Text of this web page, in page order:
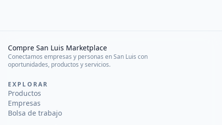
Compre San Luis Marketplace
Conectamos empresas y personas en San Luis con
oportunidades, productos y servicios.
EXPLORAR
Productos
Empresas
Bolsa de trabajo